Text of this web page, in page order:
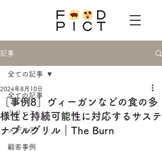
記事
全ての記事
リリース
メディア
顧客事例
全ての記事
［事例8］ヴィーガンなどの食の多
様性と持続可能性に対応するサステ
ナブルグリル｜The Burn
2024年8月10日